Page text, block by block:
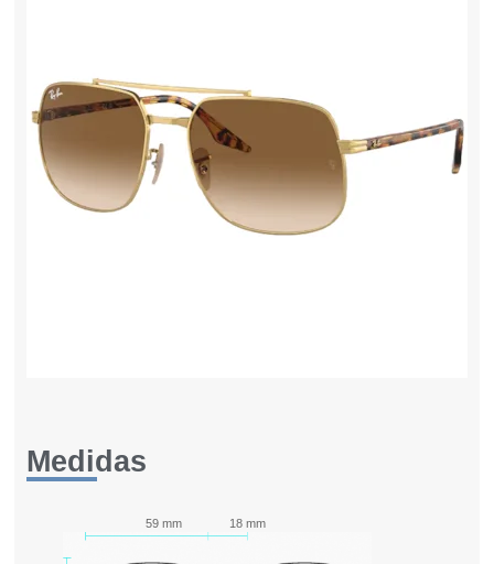
Medidas
59 mm 18 mm